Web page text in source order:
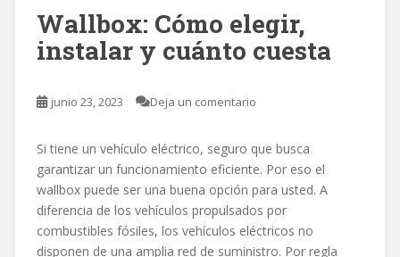
Wallbox: Cómo elegir,
instalar y cuánto cuesta
junio 23, 2023 Deja un comentario
Si tiene un vehículo eléctrico, seguro que busca
garantizar un funcionamiento eficiente. Por eso el
wallbox puede ser una buena opción para usted. A
diferencia de los vehículos propulsados por
combustibles fósiles, los vehículos eléctricos no
disponen de una amplia red de suministro. Por regla